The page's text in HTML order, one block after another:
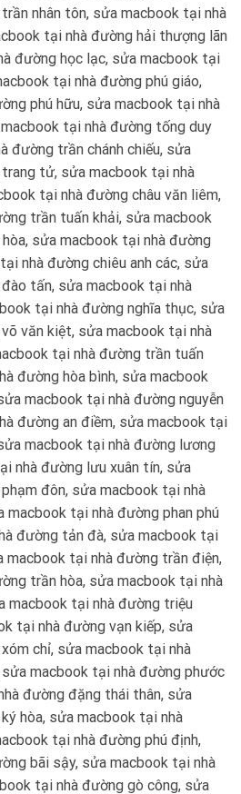
nhân tôn, sửa macbook tại nhà
tại nhà đường hải thượng lãn
đường học lạc, sửa macbook tại
tại nhà đường phú giáo,
phú hữu, sửa macbook tại nhà
tại nhà đường tống duy
đường trần chánh chiếu, sửa
tử, sửa macbook tại nhà
tại nhà đường châu văn liêm,
trần tuấn khải, sửa macbook
sửa macbook tại nhà đường
nhà đường chiêu anh các, sửa
tấn, sửa macbook tại nhà
tại nhà đường nghĩa thục, sửa
văn kiệt, sửa macbook tại nhà
tại nhà đường trần tuấn
đường hòa bình, sửa macbook
macbook tại nhà đường nguyễn
đường an điềm, sửa macbook tại
macbook tại nhà đường lương
nhà đường lưu xuân tín, sửa
đôn, sửa macbook tại nhà
macbook tại nhà đường phan phú
đường tản đà, sửa macbook tại
macbook tại nhà đường trần điện,
trần hòa, sửa macbook tại nhà
macbook tại nhà đường triệu
tại nhà đường vạn kiếp, sửa
chỉ, sửa macbook tại nhà
macbook tại nhà đường phước
đường đặng thái thân, sửa
hòa, sửa macbook tại nhà
tại nhà đường phú định,
bãi sậy, sửa macbook tại nhà
tại nhà đường gò công, sửa